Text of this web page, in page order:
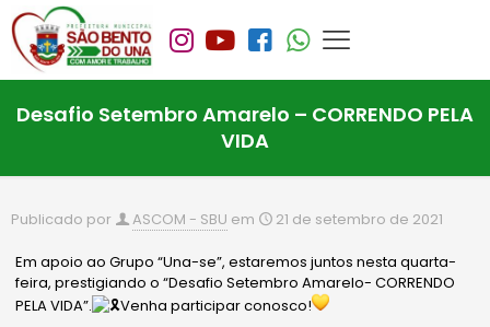
Desafio Setembro Amarelo – CORRENDO PELA
VIDA
Publicado por ASCOM - SBU em 21 de setembro de 2021
Em apoio ao Grupo “Una-se”, estaremos juntos nesta quarta-
feira, prestigiando o “Desafio Setembro Amarelo- CORRENDO
PELA VIDA”.
Venha participar conosco!